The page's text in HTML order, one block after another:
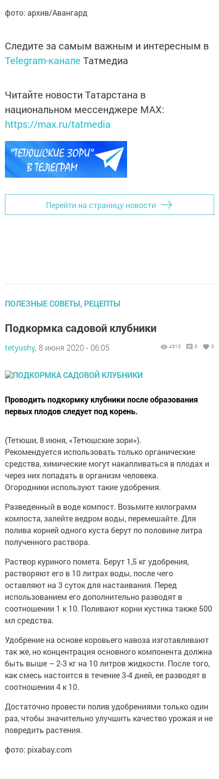
фото: архив/Авангард
Следите за самым важным и интересным в
Telegram-канале Татмедиа
Читайте новости Татарстана в
национальном мессенджере MАХ:
https://max.ru/tatmedia
Перейти на страницу новости
ПОЛЕЗНЫЕ СОВЕТЫ, РЕЦЕПТЫ
Подкормка садовой клубники
tetyushy, 8 июня 2020 - 06:05 4310 0 0
Проводить подкормку клубники после образования
первых плодов следует под корень.
(Тетюши, 8 июня, «Тетюшские зори»).
Рекомендуется использовать только органические
средства, химические могут накапливаться в плодах и
через них попадать в организм человека.
Огородники используют такие удобрения.
Разведенный в воде компост. Возьмите килограмм
компоста, залейте ведром воды, перемешайте. Для
полива корней одного куста берут по половине литра
полученного раствора.
Раствор куриного помета. Берут 1,5 кг удобрения,
растворяют его в 10 литрах воды, после чего
оставляют на 3 суток для настаивания. Перед
использованием его дополнительно разводят в
соотношении 1 к 10. Поливают корни кустика также 500
мл средства.
Удобрение на основе коровьего навоза изготавливают
так же, но концентрация основного компонента должна
быть выше – 2-3 кг на 10 литров жидкости. После того,
как смесь настоится в течение 3-4 дней, ее разводят в
соотношении 4 к 10.
Достаточно провести полив удобрениями только один
раз, чтобы значительно улучшить качество урожая и не
повредить растения.
фото: pixabay.com